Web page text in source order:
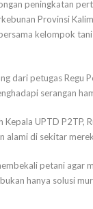
peningkatan
Provinsi
kelompok
dari petugas Regu
serangan
Kepala UPTD P2TP,
alami di sekitar
petani
hanya solusi